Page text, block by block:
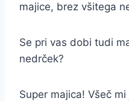
majice, brez všitega
Se pri vas dobi tudi
nedrček?
Super majica! Všeč